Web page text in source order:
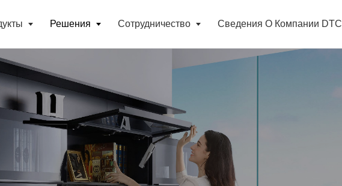
Решения Сотрудничество Сведения О Компании DTC